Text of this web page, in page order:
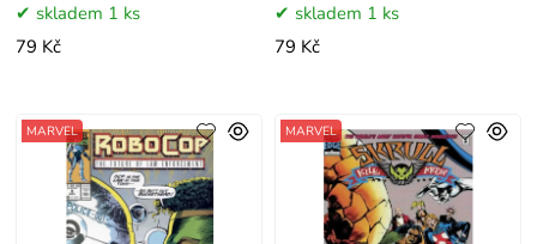
skladem 1 ks
79 Kč
skladem 1 ks
79 Kč
MARVEL MARVEL